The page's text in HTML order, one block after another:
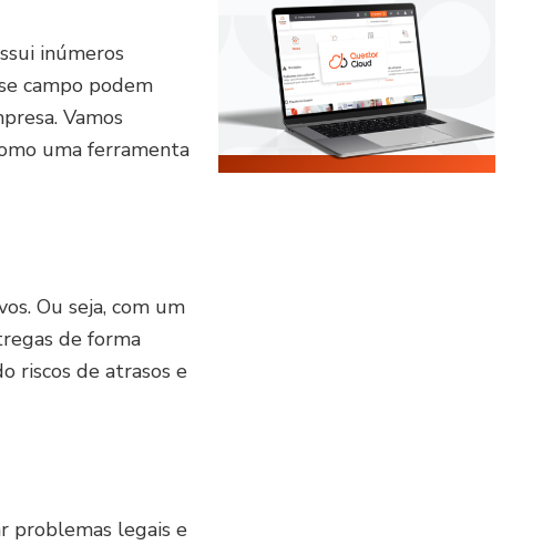
inúmeros
campo podem
Vamos
uma ferramenta
Ou seja, com um
de forma
riscos de atrasos e
problemas legais e